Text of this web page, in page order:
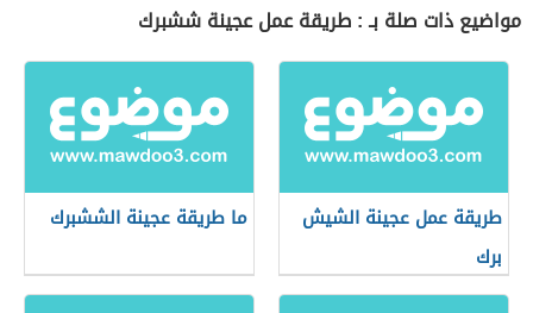
مواضيع ذات صلة بـ : طريقة عمل عجينة ششبرك
طريقة عمل عجينة الشيش
برك
ما طريقة عجينة الششبرك